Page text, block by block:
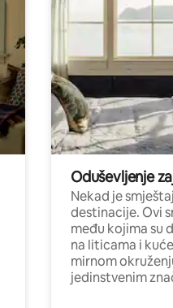
Oduševljenje
Nekad je
destinacije. Ovi
među kojima su
na liticama i
mirnom
jedinstvenim